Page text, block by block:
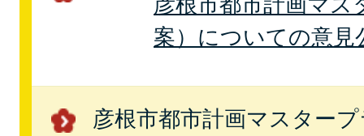
案）についての意見
彦根市都市計画マスター